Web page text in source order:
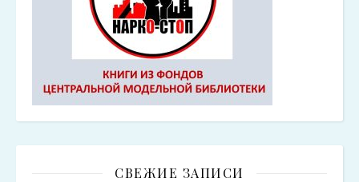
СВЕЖИЕ ЗАПИСИ